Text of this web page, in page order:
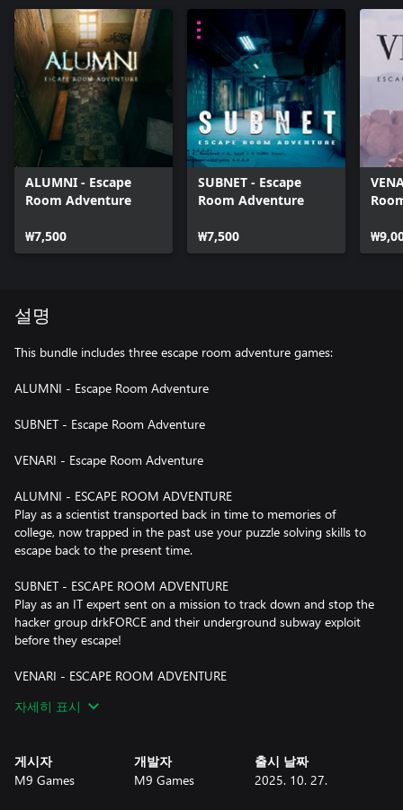
ALUMNI - Escape
Room Adventure
₩7,500
SUBNET - Escape
Room Adventure
₩7,500
설명
This bundle includes three escape room adventure games:
ALUMNI - Escape Room Adventure
SUBNET - Escape Room Adventure
VENARI - Escape Room Adventure
ALUMNI - ESCAPE ROOM ADVENTURE
Play as a scientist transported back in time to memories of
college, now trapped in the past use your puzzle solving skills to
escape back to the present time.
SUBNET - ESCAPE ROOM ADVENTURE
Play as an IT expert sent on a mission to track down and stop the
hacker group drkFORCE and their underground subway exploit
before they escape!
VENARI - ESCAPE ROOM ADVENTURE
island where your puzzle skills will be put to the test as you try to
자세히 표시
게시자
M9 Games
개발자
M9 Games
출시 날짜
2025. 10. 27.